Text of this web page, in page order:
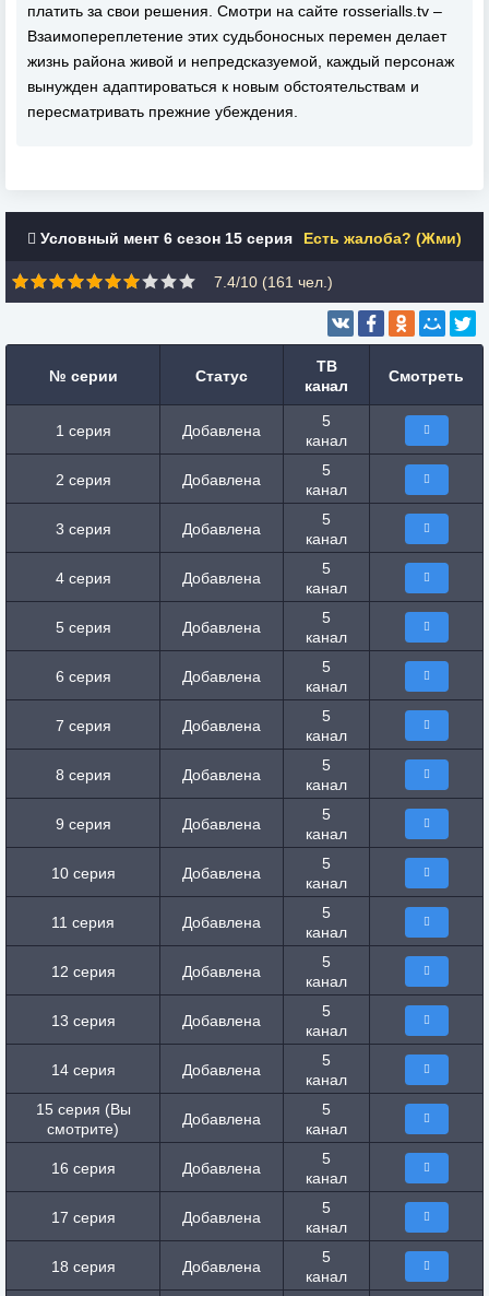
платить за свои решения. Смотри на сайте rosserialls.tv –
Взаимопереплетение этих судьбоносных перемен делает
жизнь района живой и непредсказуемой, каждый персонаж
вынужден адаптироваться к новым обстоятельствам и
пересматривать прежние убеждения.
Условный мент 6 сезон 15 серия Есть жалоба? (Жми)
7.4/10 (161 чел.)
№ серии Статус
ТВ
канал
Смотреть
1 серия Добавлена
5
канал
2 серия Добавлена
5
канал
3 серия Добавлена
5
канал
4 серия Добавлена
5
канал
5 серия Добавлена
5
канал
6 серия Добавлена
5
канал
7 серия Добавлена
5
канал
8 серия Добавлена
5
канал
9 серия Добавлена
5
канал
10 серия Добавлена
5
канал
11 серия Добавлена
5
канал
12 серия Добавлена
5
канал
13 серия Добавлена
5
канал
14 серия Добавлена
5
канал
15 серия (Вы
смотрите)
Добавлена
5
канал
16 серия Добавлена
5
канал
17 серия Добавлена
5
канал
18 серия Добавлена
5
канал